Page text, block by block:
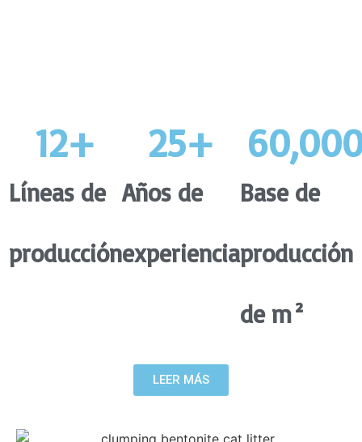
Líneas de
producción
12+
Años de
experiencia
25+
Base de
producción
de m²
LEER MÁS